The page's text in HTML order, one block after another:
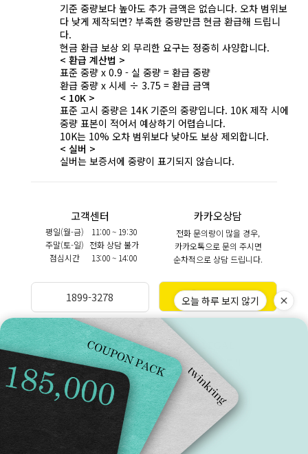
기준 중량보다 높아도 추가 금액은 없습니다. 오차 범위보
다 낮게 제작되면? 부족한 중량만큼 현금 환급해 드립니
다.
현금 환급 보상 외 무리한 요구는 정중히 사양합니다.
< 환급 계산법 >
표준 중량 x 0.9 - 실 중량 = 환급 중량
환급 중량 x 시세 ÷ 3.75 = 환급 금액
< 10K >
표준 고시 중량은 14K 기준의 중량입니다. 10K 제작 시에
중량 표본이 적어서 예상하기 어렵습니다.
10K는 10% 오차 범위보다 낮아도 보상 제외합니다.
< 실버 >
실버는 보증서에 중량이 표기되지 않습니다.
고객센터
평일(월-금)
주말(토-일)
점심시간
11:00 ~ 19:30
전화 상담 불가
13:00 ~ 14:00
1899-3278
카카오상담
전화 문의량이 많을 경우,
카카오톡으로 문의 주시면
순차적으로 상담 드립니다.
카카오상담
BANKINFO
예금주 (주)트윈클링
국민 270901-04-208303
브랜드스토리
이용약관
이용안내
개인정보처리방침
오늘 하루 보지 않기